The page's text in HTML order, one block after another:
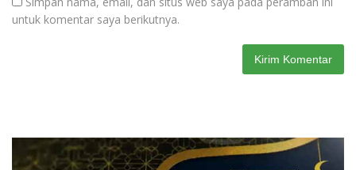
untuk komentar saya berikutnya.